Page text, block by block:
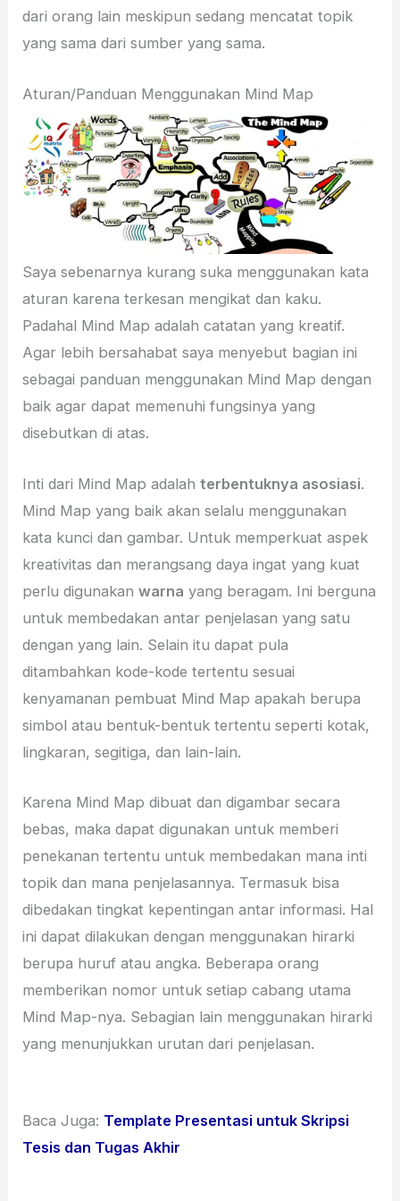
dari orang lain meskipun sedang mencatat topik
yang sama dari sumber yang sama.
Aturan/Panduan Menggunakan Mind Map
Saya sebenarnya kurang suka menggunakan kata
aturan karena terkesan mengikat dan kaku.
Padahal Mind Map adalah catatan yang kreatif.
Agar lebih bersahabat saya menyebut bagian ini
sebagai panduan menggunakan Mind Map dengan
baik agar dapat memenuhi fungsinya yang
disebutkan di atas.
Inti dari Mind Map adalahterbentuknya asosiasi.
Mind Map yang baik akan selalu menggunakan
kata kunci dan gambar. Untuk memperkuat aspek
kreativitas dan merangsang daya ingat yang kuat
perlu digunakanwarna yang beragam. Ini berguna
untuk membedakan antar penjelasan yang satu
dengan yang lain. Selain itu dapat pula
ditambahkan kode-kode tertentu sesuai
kenyamanan pembuat Mind Map apakah berupa
simbol atau bentuk-bentuk tertentu seperti kotak,
lingkaran, segitiga, dan lain-lain.
Karena Mind Map dibuat dan digambar secara
bebas, maka dapat digunakan untuk memberi
penekanan tertentu untuk membedakan mana inti
topik dan mana penjelasannya. Termasuk bisa
dibedakan tingkat kepentingan antar informasi. Hal
ini dapat dilakukan dengan menggunakan hirarki
berupa huruf atau angka. Beberapa orang
memberikan nomor untuk setiap cabang utama
Mind Map-nya. Sebagian lain menggunakan hirarki
yang menunjukkan urutan dari penjelasan.
Baca Juga: Template Presentasi untuk Skripsi
Tesis dan Tugas Akhir